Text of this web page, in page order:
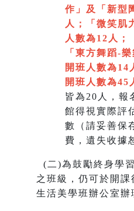
作」及「新型
人
；
「微笑
人數為12人；
「 東方舞蹈-樂
開班人數為14
開班人數為45
皆為20人，報
館得視實際評
數（請妥善保
費，遺失收據
( 二)為鼓勵終身學
之班級，仍可於開課
生活美學班辦公室辦